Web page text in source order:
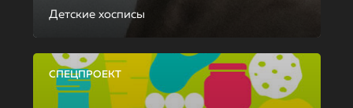
Детские хосписы
СПЕЦПРОЕКТ